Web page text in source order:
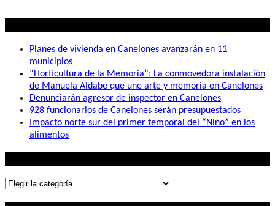
Planes de vivienda en Canelones avanzarán en 11
municipios
“Horticultura de la Memoria”: La conmovedora instalación
de Manuela Aldabe que une arte y memoria en Canelones
Denunciarán agresor de inspector en Canelones
928 funcionarios de Canelones serán presupuestados
Impacto norte sur del primer temporal del “Niño” en los
alimentos
Lo